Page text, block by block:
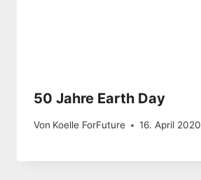
50 Jahre Earth Day
Von Koelle ForFuture 16. April 2020